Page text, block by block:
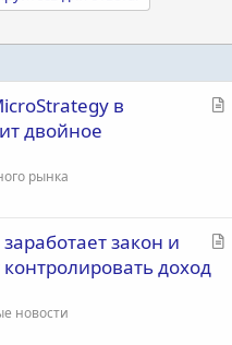
С
в
двойное
рынка
С
закон и
контролировать доход
новости